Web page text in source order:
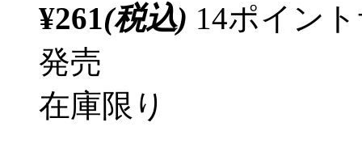
¥261(税込) 14ポイン
発売
在庫限り